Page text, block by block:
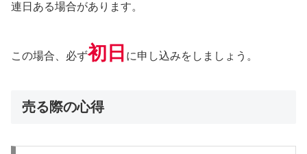
連日ある場合があります。
この場合、必ず初日 に申し込みをしましょう。
売る際の心得